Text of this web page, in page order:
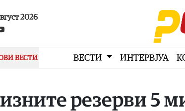
2026
ВЕСТИ ВЕСТИ ИНТЕРВЈУА
резерви 5